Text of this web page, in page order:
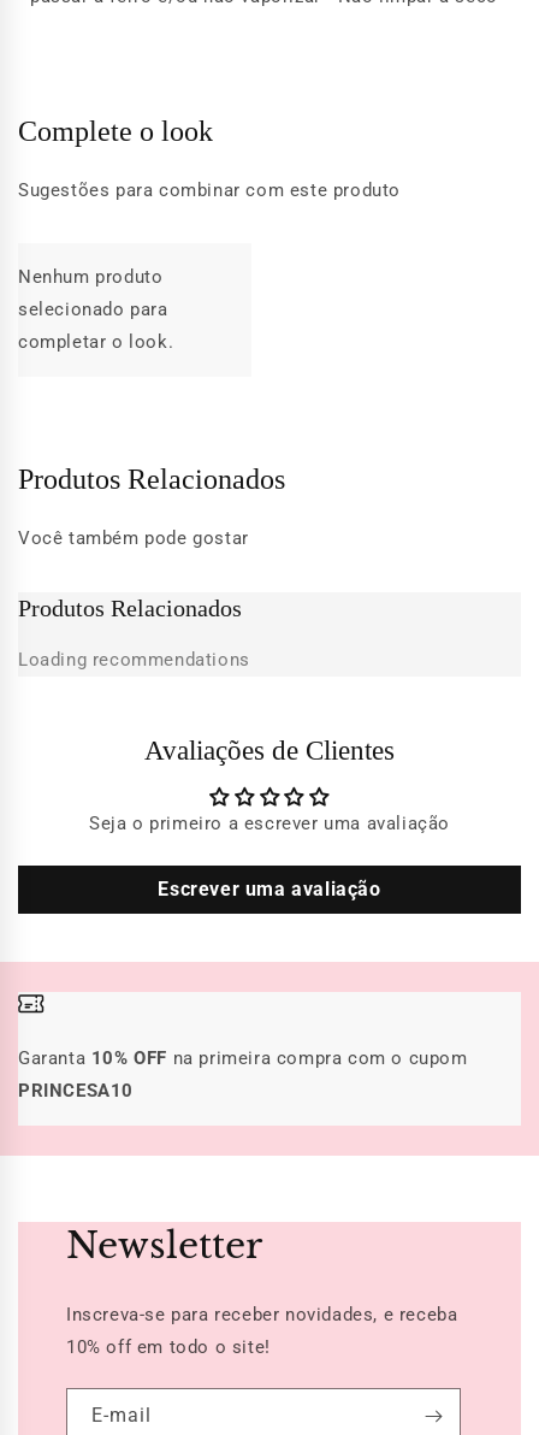
Complete o look
Sugestões para combinar com este produto
Nenhum produto
selecionado para
completar o look.
Produtos Relacionados
Você também pode gostar
Produtos Relacionados
Loading recommendations
Avaliações de Clientes
Seja o primeiro a escrever uma avaliação
Escrever uma avaliação
Garanta 10% OFF na primeira compra com o cupom
PRINCESA10
Newsletter
Inscreva-se para receber novidades, e receba
10% offem todo o site!
E-mail